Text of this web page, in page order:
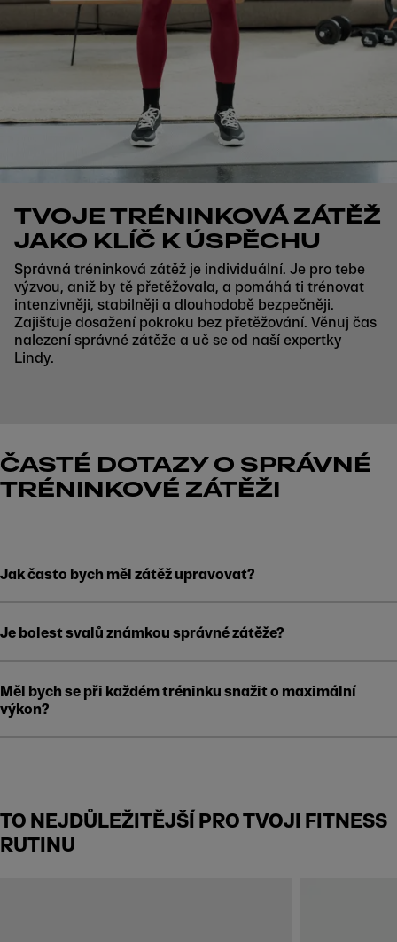
TVOJE TRÉNINKOVÁ ZÁTĚŽ
JAKO KLÍČ K ÚSPĚCHU
Správná tréninková zátěž je individuální. Je pro tebe
výzvou, aniž by tě přetěžovala, a pomáhá ti trénovat
intenzivněji, stabilněji a dlouhodobě bezpečněji.
Zajišťuje dosažení pokroku bez přetěžování. Věnuj čas
nalezení správné zátěže a uč se od naší expertky
Lindy.
ČASTÉ DOTAZY O SPRÁVNÉ
TRÉNINKOVÉ ZÁTĚŽI
Jak často bych měl zátěž upravovat?
Je bolest svalů známkou správné zátěže?
Měl bych se při každém tréninku snažit o maximální
výkon?
TO NEJDŮLEŽITĚJŠÍ PRO TVOJI FITNESS
RUTINU